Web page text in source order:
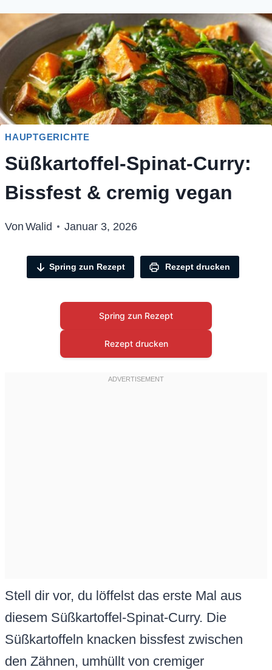
HAUPTGERICHTE
Süßkartoffel-Spinat-Curry:
Bissfest & cremig vegan
Von Walid Januar 3, 2026
Spring zun Rezept Rezept drucken
Spring zun Rezept
Rezept drucken
Stell dir vor, du löffelst das erste Mal aus
diesem Süßkartoffel-Spinat-Curry. Die
Süßkartoffeln knacken bissfest zwischen
den Zähnen, umhüllt von cremiger